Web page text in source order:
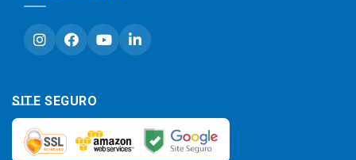
SITE SEGURO